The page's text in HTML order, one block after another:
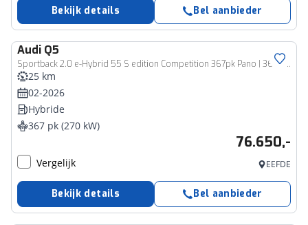
Bekijk details Bel aanbieder
Audi Q5
Sportback 2.0 e-Hybrid 55 S edition Competition 367pk Pano | 360 | RS Seat
25 km
02-2026
Hybride
367 pk (270 kW)
76.650,-
Vergelijk EEFDE
Bekijk details Bel aanbieder